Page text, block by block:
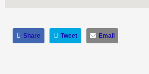
Share Tweet Email